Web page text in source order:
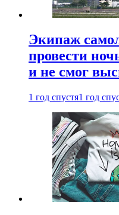
Экипаж
провести
и не смог
1 год спустя1 год